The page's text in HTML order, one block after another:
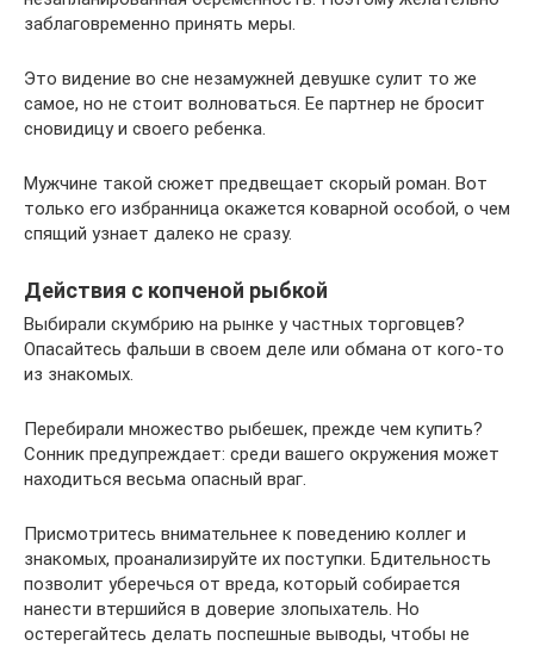
заблаговременно принять меры.
Это видение во сне незамужней девушке сулит то же
самое, но не стоит волноваться. Ее партнер не бросит
сновидицу и своего ребенка.
Мужчине такой сюжет предвещает скорый роман. Вот
только его избранница окажется коварной особой, о чем
спящий узнает далеко не сразу.
Действия с копченой рыбкой
Выбирали скумбрию на рынке у частных торговцев?
Опасайтесь фальши в своем деле или обмана от кого-то
из знакомых.
Перебирали множество рыбешек, прежде чем купить?
Сонник предупреждает: среди вашего окружения может
находиться весьма опасный враг.
Присмотритесь внимательнее к поведению коллег и
знакомых, проанализируйте их поступки. Бдительность
позволит уберечься от вреда, который собирается
нанести втершийся в доверие злопыхатель. Но
остерегайтесь делать поспешные выводы, чтобы не